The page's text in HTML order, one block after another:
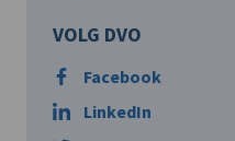
VOLG DVO
Facebook
LinkedIn